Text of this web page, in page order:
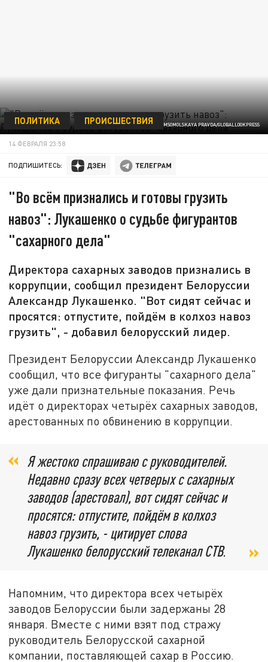
ФОТО: KOMSOMOLSKAYA PRAVDA/GLOBALLOOKPRESS
ПОЛИТИКА ПРОИСШЕСТВИЯ
14 ФЕВРАЛЯ 23:58
ПОДПИШИТЕСЬ:
"Во всём признались и готовы грузить
навоз": Лукашенко о судьбе фигурантов
"сахарного дела"
Директора сахарных заводов признались в
коррупции, сообщил президент Белоруссии
Александр Лукашенко. "Вот сидят сейчас и
просятся: отпустите, пойдём в колхоз навоз
грузить", - добавил белорусский лидер.
Президент Белоруссии Александр Лукашенко
сообщил, что все фигуранты "сахарного дела"
уже дали признательные показания. Речь
идёт о директорах четырёх сахарных заводов,
арестованных по обвинению в коррупции.
Я жестоко спрашиваю с руководителей.
Недавно сразу всех четверых с сахарных
заводов (арестовал), вот сидят сейчас и
просятся: отпустите, пойдём в колхоз
навоз грузить, - цитирует слова
Лукашенко белорусский телеканал СТВ.
Напомним, что директора всех четырёх
заводов Белоруссии были задержаны 28
января. Вместе с ними взят под стражу
руководитель Белорусской сахарной
компании, поставляющей сахар в Россию.